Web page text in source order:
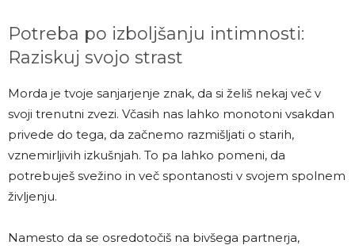
Potreba po izboljšanju intimnosti:
Raziskuj svojo strast
Morda je tvoje sanjarjenje znak, da si želiš nekaj več v
svoji trenutni zvezi. Včasih nas lahko monotoni vsakdan
privede do tega, da začnemo razmišljati o starih,
vznemirljivih izkušnjah. To pa lahko pomeni, da
potrebuješ svežino in več spontanosti v svojem spolnem
življenju.
Namesto da se osredotočiš na bivšega partnerja,